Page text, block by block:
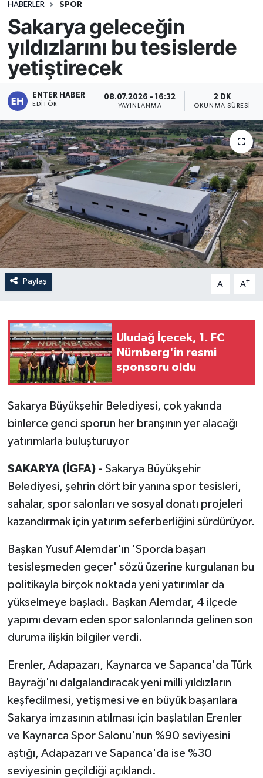
HABERLER SPOR
Sakarya geleceğin
yıldızlarını bu tesislerde
yetiştirecek
ENTER HABER
EDITÖR
08.07.2026 - 16:32
YAYINLANMA
2 DK
OKUNMA SÜRESI
Paylaş A- A+
Uludağ İçecek, 1. FC
Nürnberg'in resmi
sponsoru oldu
Sakarya Büyükşehir Belediyesi, çok yakında
binlerce genci sporun her branşının yer alacağı
yatırımlarla buluşturuyor
SAKARYA (İGFA) - Sakarya Büyükşehir
Belediyesi, şehrin dört bir yanına spor tesisleri,
sahalar, spor salonları ve sosyal donatı projeleri
kazandırmak için yatırım seferberliğini sürdürüyor.
Başkan Yusuf Alemdar'ın 'Sporda başarı
tesisleşmeden geçer' sözü üzerine kurgulanan bu
politikayla birçok noktada yeni yatırımlar da
yükselmeye başladı. Başkan Alemdar, 4 ilçede
yapımı devam eden spor salonlarında gelinen son
duruma ilişkin bilgiler verdi.
Erenler, Adapazarı, Kaynarca ve Sapanca'da Türk
Bayrağı'nı dalgalandıracak yeni milli yıldızların
keşfedilmesi, yetişmesi ve en büyük başarılara
Sakarya imzasının atılması için başlatılan Erenler
ve Kaynarca Spor Salonu'nun %90 seviyesini
aştığı, Adapazarı ve Sapanca'da ise %30
seviyesinin geçildiği açıklandı.